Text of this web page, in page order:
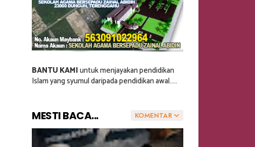
BANTU KAMIuntuk menjayakan pendidikan
Islam yang syumul daripada pendidikan awal.....
KOMENTAR
MESTI BACA...